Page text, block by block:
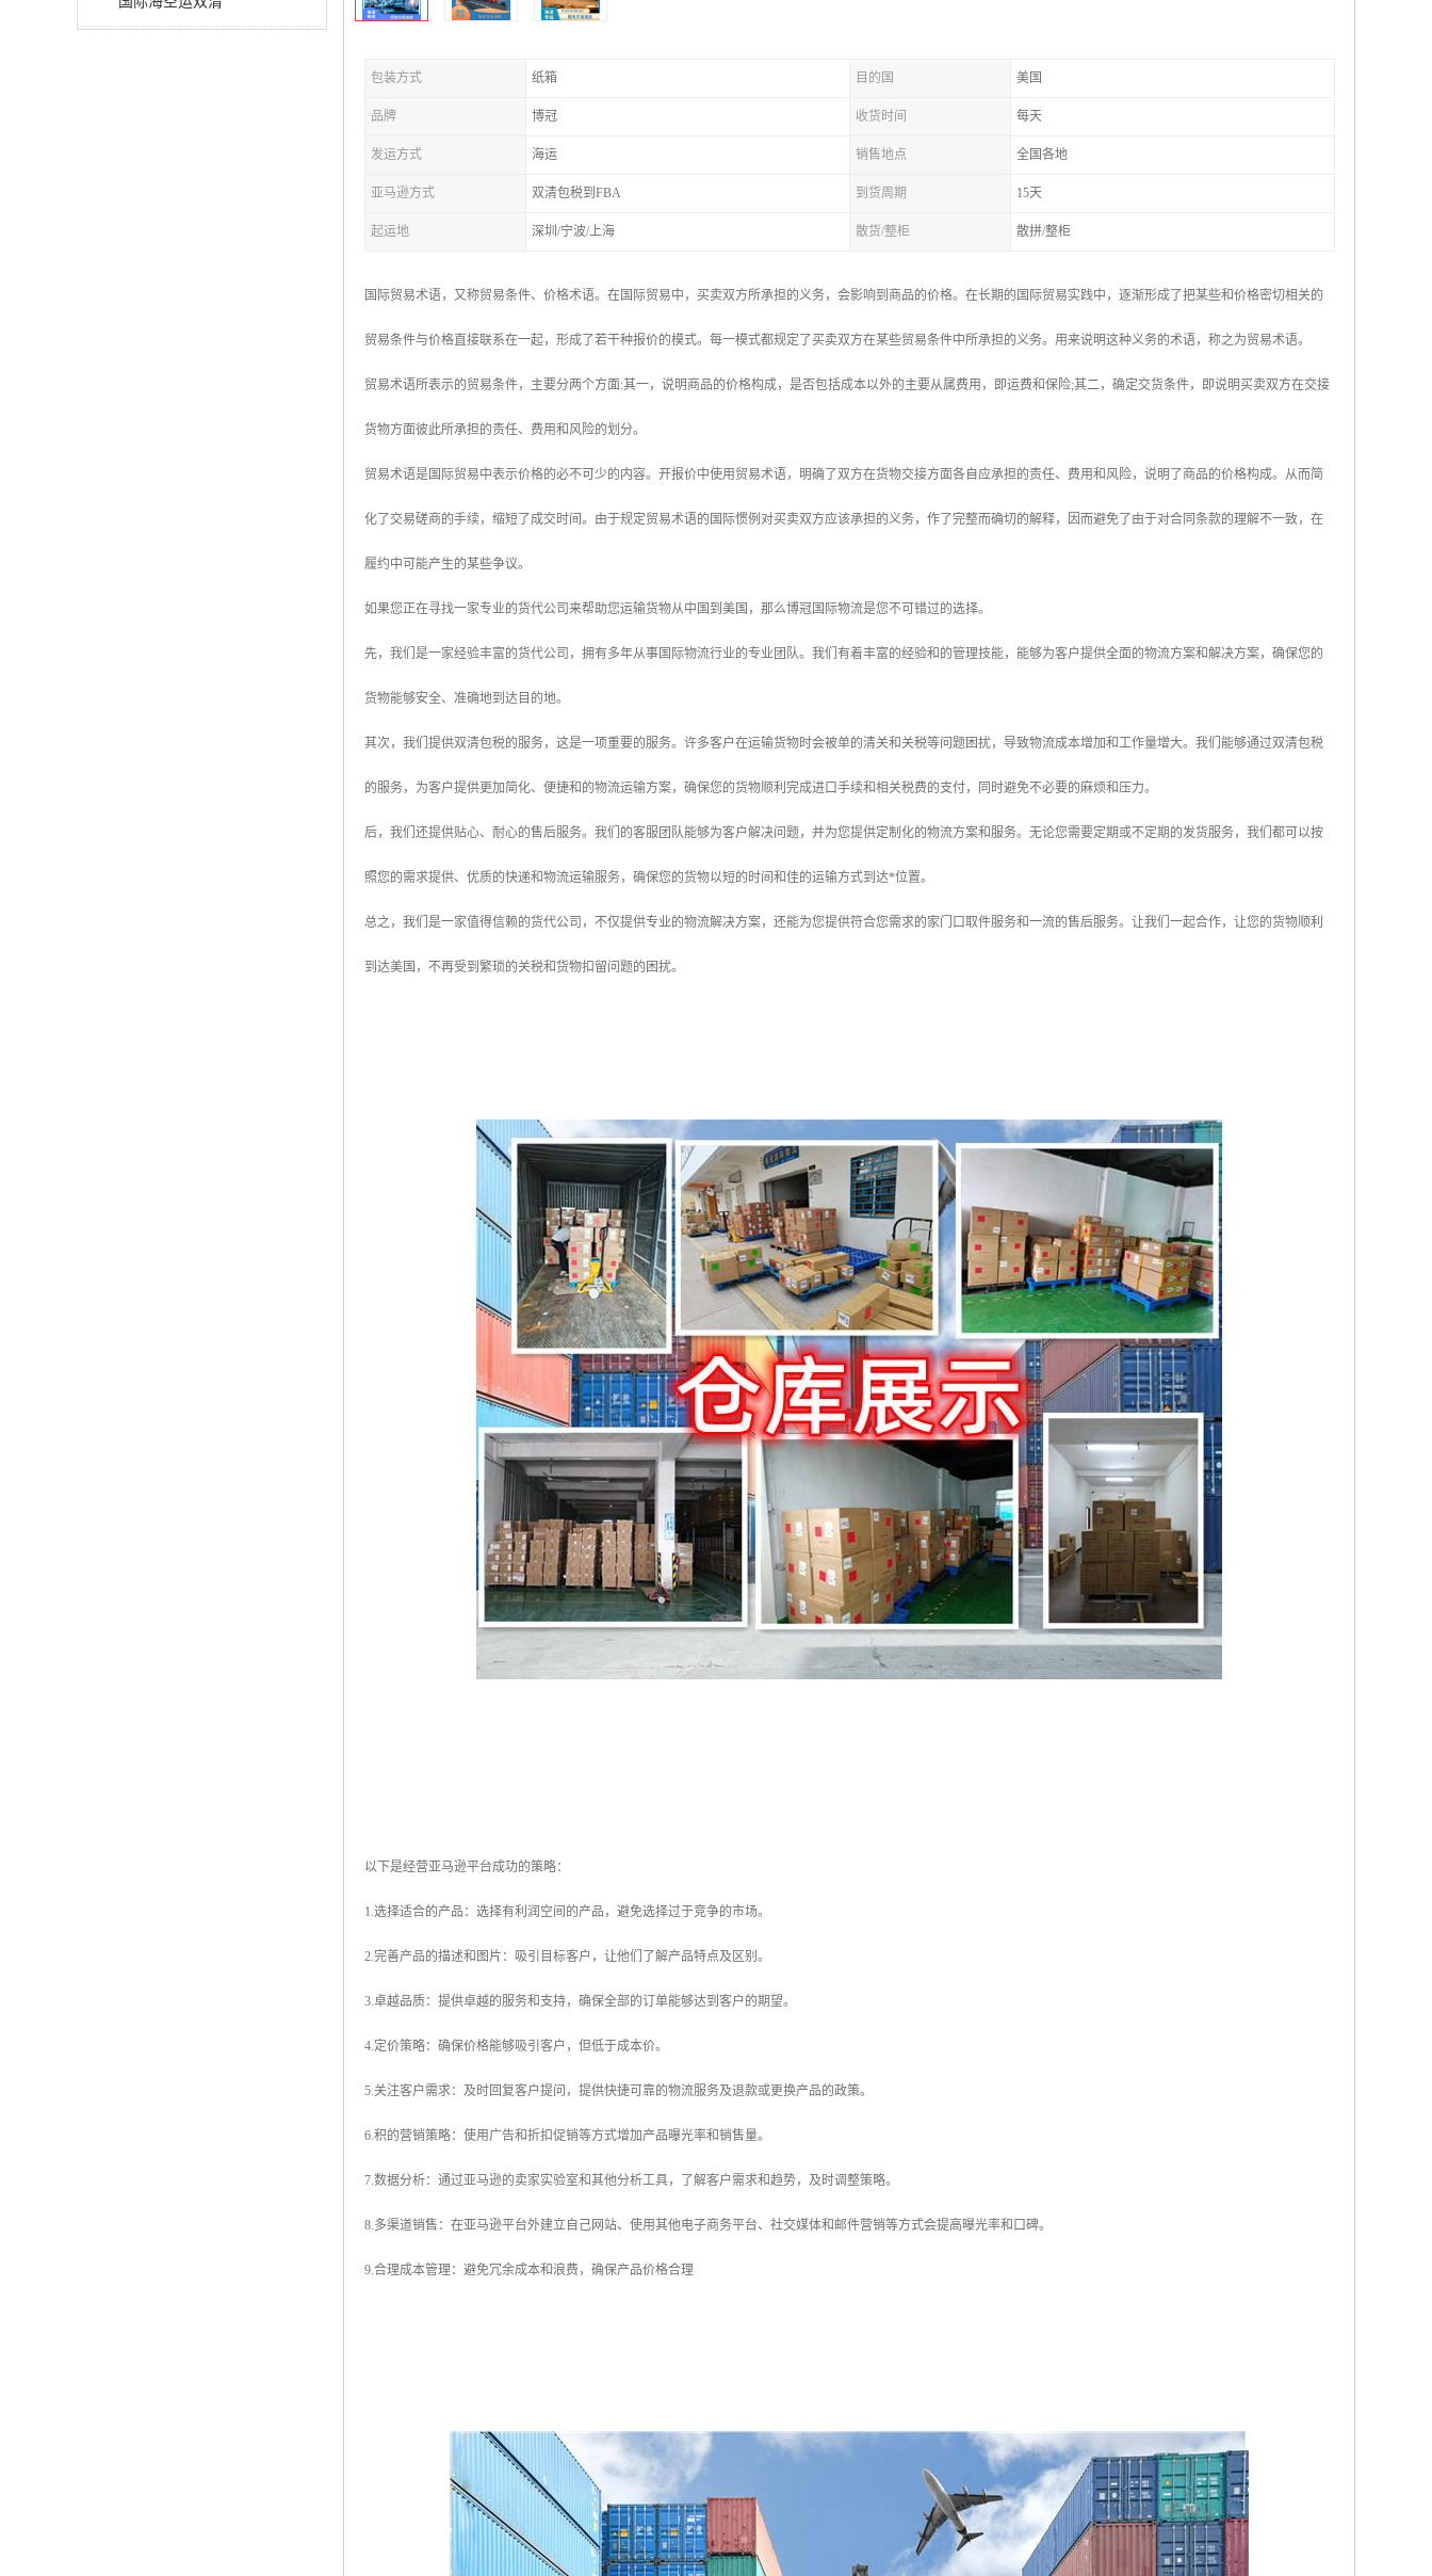
包装方式 纸箱 目的国 美国
品牌 博冠 收货时间 每天
发运方式 海运 销售地点 全国各地
亚马逊方式 双清包税到FBA 到货周期 15天
起运地 深圳/宁波/上海 散货/整柜 散拼/整柜
国际贸易术语，又称贸易条件、价格术语。在国际贸易中，买卖双方所承担的义务，会影响到商品的价格。在长期的国际贸易实践中，逐渐形成了把某些和价格密切相关的
贸易条件与价格直接联系在一起，形成了若干种报价的模式。每一模式都规定了买卖双方在某些贸易条件中所承担的义务。用来说明这种义务的术语，称之为贸易术语。
贸易术语所表示的贸易条件，主要分两个方面:其一，说明商品的价格构成，是否包括成本以外的主要从属费用，即运费和保险;其二，确定交货条件，即说明买卖双方在交接
货物方面彼此所承担的责任、费用和风险的划分。
贸易术语是国际贸易中表示价格的必不可少的内容。开报价中使用贸易术语，明确了双方在货物交接方面各自应承担的责任、费用和风险，说明了商品的价格构成。从而简
化了交易磋商的手续，缩短了成交时间。由于规定贸易术语的国际惯例对买卖双方应该承担的义务，作了完整而确切的解释，因而避免了由于对合同条款的理解不一致，在
履约中可能产生的某些争议。
如果您正在寻找一家专业的货代公司来帮助您运输货物从中国到美国，那么博冠国际物流是您不可错过的选择。
先，我们是一家经验丰富的货代公司，拥有多年从事国际物流行业的专业团队。我们有着丰富的经验和的管理技能，能够为客户提供全面的物流方案和解决方案，确保您的
货物能够安全、准确地到达目的地。
其次，我们提供双清包税的服务，这是一项重要的服务。许多客户在运输货物时会被单的清关和关税等问题困扰，导致物流成本增加和工作量增大。我们能够通过双清包税
的服务，为客户提供更加简化、便捷和的物流运输方案，确保您的货物顺利完成进口手续和相关税费的支付，同时避免不必要的麻烦和压力。
后，我们还提供贴心、耐心的售后服务。我们的客服团队能够为客户解决问题，并为您提供定制化的物流方案和服务。无论您需要定期或不定期的发货服务，我们都可以按
照您的需求提供、优质的快递和物流运输服务，确保您的货物以短的时间和佳的运输方式到达*位置。
总之，我们是一家值得信赖的货代公司，不仅提供专业的物流解决方案，还能为您提供符合您需求的家门口取件服务和一流的售后服务。让我们一起合作，让您的货物顺利
到达美国，不再受到繁琐的关税和货物扣留问题的困扰。
以下是经营亚马逊平台成功的策略：
1.选择适合的产品：选择有利润空间的产品，避免选择过于竞争的市场。
2.完善产品的描述和图片：吸引目标客户，让他们了解产品特点及区别。
3.卓越品质：提供卓越的服务和支持，确保全部的订单能够达到客户的期望。
4.定价策略：确保价格能够吸引客户，但低于成本价。
5.关注客户需求：及时回复客户提问，提供快捷可靠的物流服务及退款或更换产品的政策。
6.积的营销策略：使用广告和折扣促销等方式增加产品曝光率和销售量。
7.数据分析：通过亚马逊的卖家实验室和其他分析工具，了解客户需求和趋势，及时调整策略。
8.多渠道销售：在亚马逊平台外建立自己网站、使用其他电子商务平台、社交媒体和邮件营销等方式会提高曝光率和口碑。
9.合理成本管理：避免冗余成本和浪费，确保产品价格合理